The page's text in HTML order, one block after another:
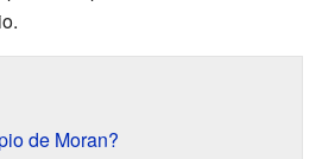
de Moran?